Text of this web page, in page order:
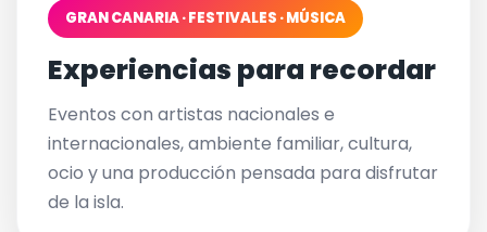
GRAN CANARIA · FESTIVALES · MÚSICA
Experiencias para recordar
Eventos con artistas nacionales e
internacionales, ambiente familiar, cultura,
ocio y una producción pensada para disfrutar
de la isla.